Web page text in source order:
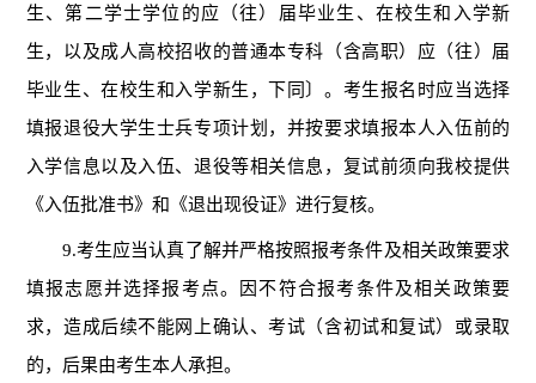
生、第二学士学位的应（往）届毕业生、在校生和入学新
生，以及成人高校招收的普通本专科（含高职）应（往）届
毕业生、在校生和入学新生，下同〕。考生报名时应当选择
填报退役大学生士兵专项计划，并按要求填报本人入伍前的
入学信息以及入伍、退役等相关信息 ， 复试前须向我校提供
《入伍批准书》和《退出现役证》进行复核。
9.考生应当认真了解并严格按照报考条件及相关政策要求
填报志愿并选择报考点。因不符合报考条件及相关政策要
求，造成后续不能网上确认、考试（含初试和复试）或录取
的，后果由考生本人承担。